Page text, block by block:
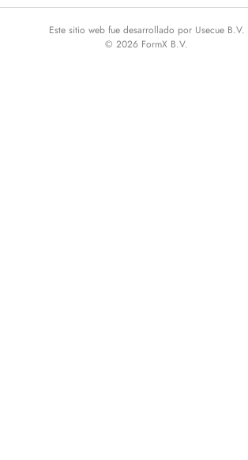
Este sitio web fue desarrollado por Usecue B.V.
© 2026 FormX B.V.